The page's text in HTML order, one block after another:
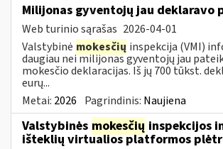
Milijonas gyventojų jau deklaravo
Web turinio sąrašas 2026-04-01
Valstybinė mokesčių inspekcija (VMI)
daugiau nei milijonas gyventojų jau
mokesčio deklaracijas. Iš jų 700 tūkst.
eurų...
Metai: 2026 Pagrindinis: Naujiena
Valstybinės mokesčių inspekcijos
išteklių virtualios platformos